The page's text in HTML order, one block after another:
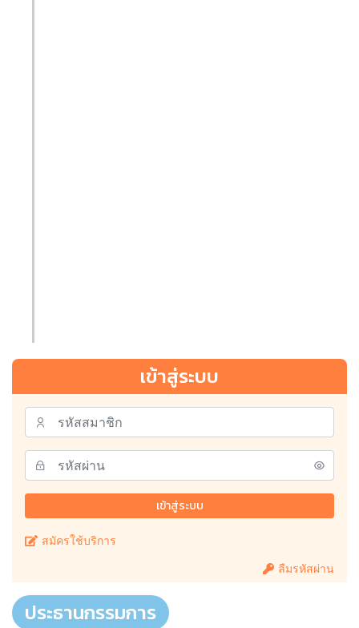
เข้าสู่ระบบ
เข้าสู่ระบบ
สมัครใช้บริการ
ลืมรหัสผ่าน
ประธานกรรมการ